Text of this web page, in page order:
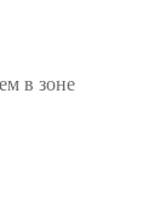
в зоне